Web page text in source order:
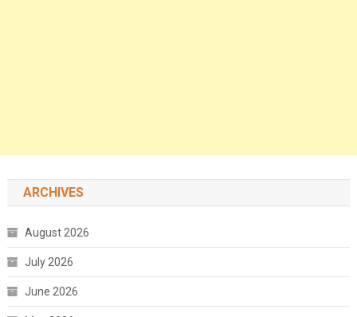
ARCHIVES
August 2026
July 2026
June 2026